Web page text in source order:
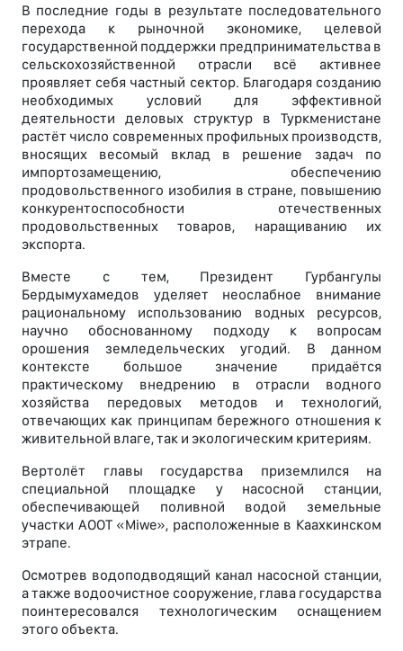
В последние годы в результате последовательного
перехода к рыночной экономике, целевой
государственной поддержки предпринимательства в
сельскохозяйственной отрасли всё активнее
проявляет себя частный сектор. Благодаря созданию
необходимых условий для эффективной
деятельности деловых структур в Туркменистане
растёт число современных профильных производств,
вносящих весомый вклад в решение задач по
импортозамещению, обеспечению
продовольственного изобилия в стране, повышению
конкурентоспособности отечественных
продовольственных товаров, наращиванию их
экспорта.
Вместе с тем, Президент Гурбангулы
Бердымухамедов уделяет неослабное внимание
рациональному использованию водных ресурсов,
научно обоснованному подходу к вопросам
орошения земледельческих угодий. В данном
контексте большое значение придаётся
практическому внедрению в отрасли водного
хозяйства передовых методов и технологий,
отвечающих как принципам бережного отношения к
живительной влаге, так и экологическим критериям.
Вертолёт главы государства приземлился на
специальной площадке у насосной станции,
обеспечивающей поливной водой земельные
участки АООТ «Miwe», расположенные в Каахкинском
этрапе.
Осмотрев водоподводящий канал насосной станции,
а также водоочистное сооружение, глава государства
поинтересовался технологическим оснащением
этого объекта.